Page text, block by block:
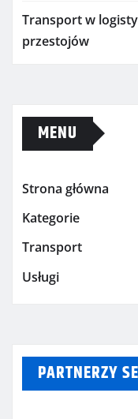
Transport w
przestojów
MENU
Strona główna
Kategorie
Transport
Usługi
PARTNERZY